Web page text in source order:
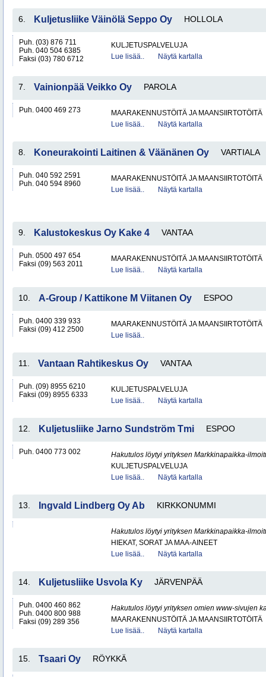
6. Kuljetusliike Väinölä Seppo Oy HOLLOLA
Puh. (03) 876 711
Puh. 040 504 6385
Faksi (03) 780 6712
KULJETUSPALVELUJA
Lue lisää..
Näytä kartalla
7. Vainionpää Veikko Oy PAROLA
Puh. 0400 469 273
MAARAKENNUSTÖITÄ JA MAANSIIRTOTÖITÄ
Lue lisää..
Näytä kartalla
8. Koneurakointi Laitinen & Väänänen Oy VARTIALA
Puh. 040 592 2591
Puh. 040 594 8960
MAARAKENNUSTÖITÄ JA MAANSIIRTOTÖITÄ
Lue lisää..
Näytä kartalla
9. Kalustokeskus Oy Kake 4 VANTAA
Puh. 0500 497 654
Faksi (09) 563 2011
MAARAKENNUSTÖITÄ JA MAANSIIRTOTÖITÄ
Lue lisää..
Näytä kartalla
10. A-Group / Kattikone M Viitanen Oy ESPOO
Puh. 0400 339 933
Faksi (09) 412 2500
MAARAKENNUSTÖITÄ JA MAANSIIRTOTÖITÄ
Lue lisää..
11. Vantaan Rahtikeskus Oy VANTAA
Puh. (09) 8955 6210
Faksi (09) 8955 6333
KULJETUSPALVELUJA
Lue lisää..
Näytä kartalla
12. Kuljetusliike Jarno Sundström Tmi ESPOO
Puh. 0400 773 002
Hakutulos löytyi yrityksen Markkinapaikka-
KULJETUSPALVELUJA
Lue lisää..
Näytä kartalla
13. Ingvald Lindberg Oy Ab KIRKKONUMMI
Hakutulos löytyi yrityksen Markkinapaikka-
HIEKAT, SORAT JA MAA-AINEET
Lue lisää..
Näytä kartalla
14. Kuljetusliike Usvola Ky JÄRVENPÄÄ
Puh. 0400 460 862
Puh. 0400 800 988
Faksi (09) 289 356
Hakutulos löytyi yrityksen omien www-sivujen
MAARAKENNUSTÖITÄ JA MAANSIIRTOTÖITÄ
Lue lisää..
Näytä kartalla
15. Tsaari Oy RÖYKKÄ